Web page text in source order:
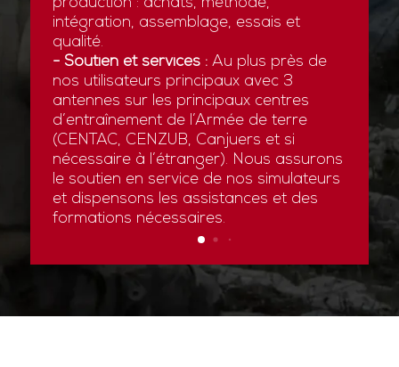
production : achats, méthode,
intégration, assemblage, essais et
qualité.
- Soutien et services :Au plus près de
nos utilisateurs principaux avec 3
antennes sur les principaux centres
d’entraînement de l’Armée de terre
(CENTAC, CENZUB, Canjuers et si
nécessaire à l’étranger). Nous assurons
le soutien en service de nos simulateurs
et dispensons les assistances et des
formations nécessaires.